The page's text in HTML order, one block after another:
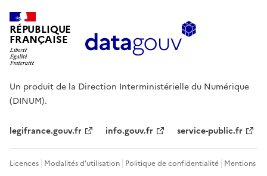
RÉPUBLIQUE
FRANÇAISE
Un produit de la Direction Interministérielle du Numérique
(DINUM).
legifrance.gouv.fr info.gouv.fr service-public.fr
Licences Modalités d'utilisation Politique de confidentialité Mentions